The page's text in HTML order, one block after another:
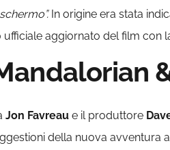
In origine era stata
aggiornato del film con
Jon Favreau e il produttore
della nuova avventura